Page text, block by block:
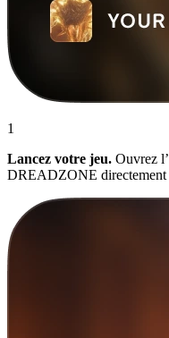
1
Lancez votre jeu. Ouvrez
DREADZONE directement